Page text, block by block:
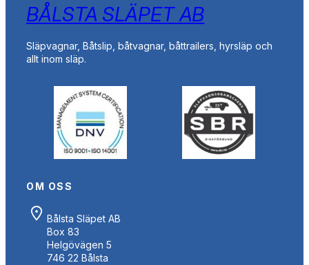
BÅLSTA SLÄPET AB
Släpvagnar, Båtslip, båtvagnar, båttrailers, hyrsläp och
allt inom släp.
OM OSS
Bålsta Släpet AB
Box 83
Helgövägen 5
746 22 Bålsta